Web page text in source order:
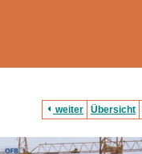
weiter Übersicht